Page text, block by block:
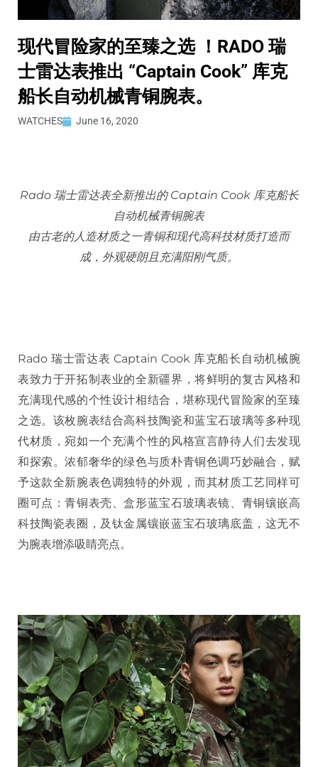
现代冒险家的至臻之选 ！RADO 瑞
士雷达表推出 “Captain Cook” 库克
船长自动机械青铜腕表。
WATCHES June 16, 2020
Rado 瑞士雷达表全新推出的Captain Cook 库克船长
自动机械青铜腕表
由古老的人造材质之一青铜和现代高科技材质打造而
成，外观硬朗且充满阳刚气质。
Rado 瑞士雷达表 Captain Cook 库克船长自动机械腕
表致力于开拓制表业的全新疆界，将鲜明的复古风格和
充满现代感的个性设计相结合，堪称现代冒险家的至臻
之选。该枚腕表结合高科技陶瓷和蓝宝石玻璃等多种现
代材质，宛如一个充满个性的风格宣言静待人们去发现
和探索。浓郁奢华的绿色与质朴青铜色调巧妙融合，赋
予这款全新腕表色调独特的外观，而其材质工艺同样可
圈可点：青铜表壳、盒形蓝宝石玻璃表镜、青铜镶嵌高
科技陶瓷表圈，及钛金属镶嵌蓝宝石玻璃底盖，这无不
为腕表增添吸睛亮点。